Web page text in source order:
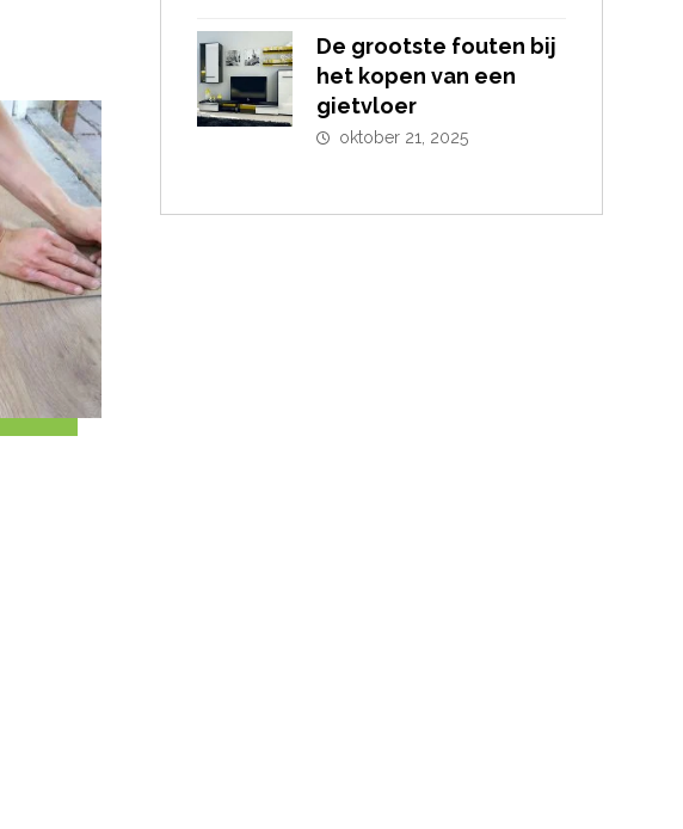
De grootste fouten bij
het kopen van een
gietvloer
oktober 21, 2025